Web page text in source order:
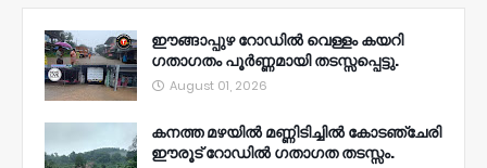
ഈങ്ങാപ്പുഴ റോഡിൽ വെള്ളം കയറി
ഗതാഗതം പൂർണ്ണമായി തടസ്സപ്പെട്ടു.
August 01, 2026
കനത്ത മഴയിൽ മണ്ണിടിച്ചിൽ കോടഞ്ചേരി
ഈരൂട് റോഡിൽ ഗതാഗത തടസ്സം.